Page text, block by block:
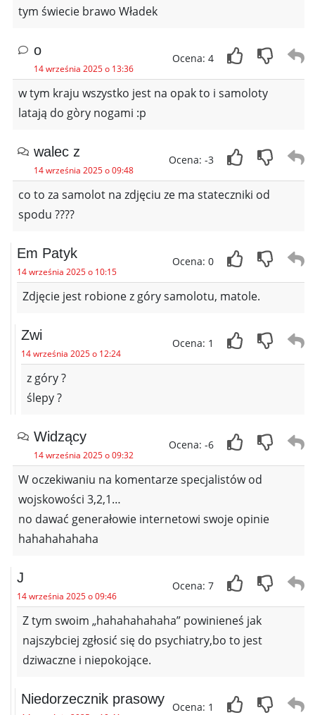
tym świecie brawo Władek
o
14 września 2025 o 13:36
Ocena: 4
w tym kraju wszystko jest na opak to i samoloty
latają do gòry nogami :p
walec z
14 września 2025 o 09:48
Ocena: -3
co to za samolot na zdjęciu ze ma stateczniki od
spodu ????
Em Patyk
14 września 2025 o 10:15
Ocena: 0
Zdjęcie jest robione z góry samolotu, matole.
Zwi
14 września 2025 o 12:24
Ocena: 1
z góry ?
ślepy ?
Widzący
14 września 2025 o 09:32
Ocena: -6
W oczekiwaniu na komentarze specjalistów od
wojskowości 3,2,1…
no dawać generałowie internetowi swoje opinie
hahahahahaha
J
14 września 2025 o 09:46
Ocena: 7
Z tym swoim „hahahahahaha” powinieneś jak
najszybciej zgłosić się do psychiatry,bo to jest
dziwaczne i niepokojące.
Niedorzecznik prasowy
Ocena: 1